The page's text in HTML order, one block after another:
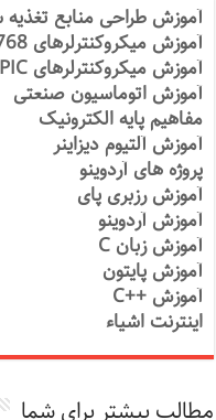
آموزش طراحی منابع
آموزش میکروکنترلرهای LPC1768
آموزش میکروکنترلرهای PIC
آموزش اتوماسیون صنعتی
مفاهیم پایه الکترونیک
آموزش آلتیوم دیزاینر
پروژه های آردوینو
آموزش رزبری پای
آموزش آردوینو
آموزش زبان C
آموزش پایتون
آموزش ++C
اینترنت اشیاء
مطالب بیشتر برای شما